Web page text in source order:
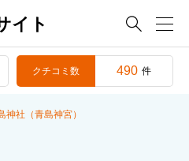
イト 
クチコミ数 490 件
神社（青島神宮）